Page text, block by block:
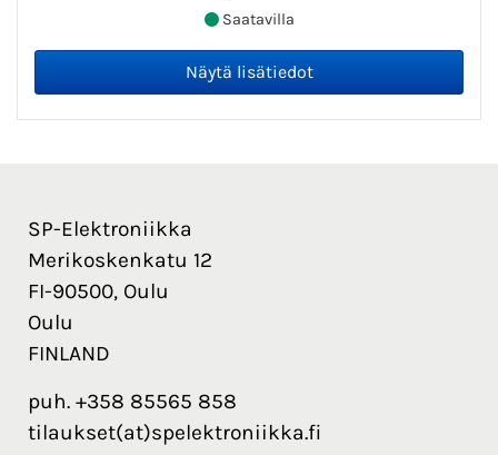
Saatavilla
SP-Elektroniikka
Merikoskenkatu 12
FI-90500, Oulu
Oulu
FINLAND
puh. +358 85565 858
tilaukset(at)spelektroniikka.fi